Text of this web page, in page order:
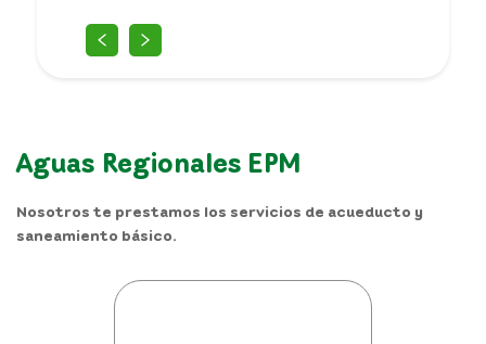
Aguas Regionales EPM
Nosotros te prestamos los servicios de acueducto y
saneamiento básico.